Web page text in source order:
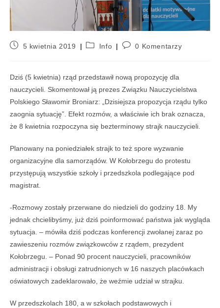
5 kwietnia 2019 Info 0 Komentarzy
Dziś (5 kwietnia) rząd przedstawił nową propozycję dla
nauczycieli. Skomentował ją prezes Związku Nauczycielstwa
Polskiego Sławomir Broniarz: „Dzisiejsza propozycja rządu tylko
zaognia sytuację”. Efekt rozmów, a właściwie ich brak oznacza,
że 8 kwietnia rozpoczyna się bezterminowy strajk nauczycieli.
Planowany na poniedziałek strajk to też spore wyzwanie
organizacyjne dla samorządów. W Kołobrzegu do protestu
przystępują wszystkie szkoły i przedszkola podlegające pod
magistrat.
-Rozmowy zostały przerwane do niedzieli do godziny 18. My
jednak chcielibyśmy, już dziś poinformować państwa jak wygląda
sytuacja. – mówiła dziś podczas konferencji zwołanej zaraz po
zawieszeniu rozmów związkowców z rządem, prezydent
Kołobrzegu. – Ponad 90 procent nauczycieli, pracowników
administracji i obsługi zatrudnionych w 16 naszych placówkach
oświatowych zadeklarowało, że weźmie udział w strajku.
W przedszkolach 180, a w szkołach podstawowych i